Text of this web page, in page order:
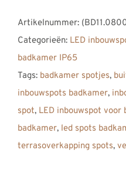
Artikelnummer:
Categorieën: LED
badkamer IP65
Tags: badkamer spotjes,
inbouwspots badkamer,
spot, LED inbouwspot voor
badkamer, led spots
terrasoverkapping spots,